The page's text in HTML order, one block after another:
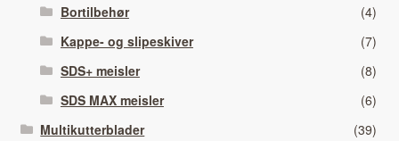
Bortilbehør
(4)
Kappe- og slipeskiver
(7)
SDS+ meisler
(8)
SDS MAX meisler
(6)
Multikutterblader
(39)